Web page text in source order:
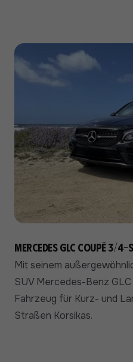
Mercedes GLC Coupé 3/
Mit seinem
SUV Mercedes-Benz
Fahrzeug für Kurz- und
Straßen Korsikas.